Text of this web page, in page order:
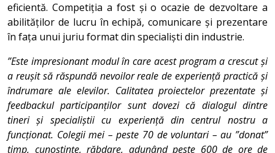
eficientă. Competiția a fost și o ocazie de dezvoltare a
abilităților de lucru în echipă, comunicare și prezentare
în fața unui juriu format din specialiști din industrie.
”Este impresionant modul în care acest program a crescut și
a reușit să răspundă nevoilor reale de experiență practică și
îndrumare ale elevilor. Calitatea proiectelor prezentate și
feedbackul participanților sunt dovezi că dialogul dintre
tineri și specialiștii cu experiență din centrul nostru a
funcționat. Colegii mei – peste 70 de voluntari – au ”donat”
timp, cunoștințe, răbdare, adunând peste 600 de ore de